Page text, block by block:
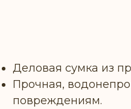
Деловая сумка из
Прочная,
повреждениям.